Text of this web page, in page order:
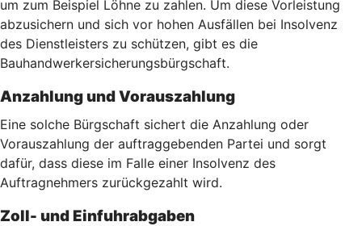
um zum Beispiel Löhne zu zahlen. Um diese Vorleistung
abzusichern und sich vor hohen Ausfällen bei Insolvenz
des Dienstleisters zu schützen, gibt es die
Bauhandwerkersicherungsbürgschaft.
Anzahlung und Vorauszahlung
Eine solche Bürgschaft sichert die Anzahlung oder
Vorauszahlung der auftraggebenden Partei und sorgt
dafür, dass diese im Falle einer Insolvenz des
Auftragnehmers zurückgezahlt wird.
Zoll- und Einfuhrabgaben